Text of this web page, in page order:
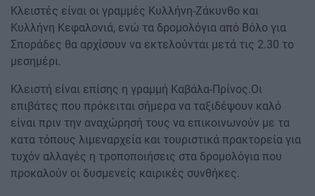
Κλειστές είναι οι γραμμές Κυλλήνη-Ζάκυνθο και
Κυλλήνη Κεφαλονιά, ενώ τα δρομολόγια από Βόλο για
Σποράδες θα αρχίσουν να εκτελούνται μετά τις 2.30 το
μεσημέρι.
Κλειστή είναι επίσης η γραμμή Καβάλα-Πρίνος.Οι
επιβάτες που πρόκειται σήμερα να ταξιδέψουν καλό
είναι πριν την αναχώρησή τους να επικοινωνούν με τα
κατα τόπους λιμεναρχεία και τουριστικά πρακτορεία για
τυχόν αλλαγές η τροποποιήσεις στα δρομολόγια που
προκαλούν οι δυσμενείς καιρικές συνθήκες.